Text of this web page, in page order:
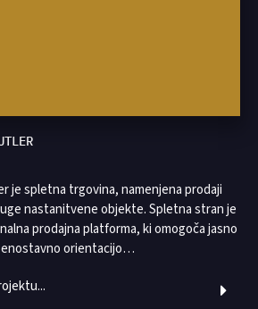
je spletna trgovina, namenjena prodaji
nastanitvene objekte. Spletna stran je
prodajna platforma, ki omogoča jasno
orientacijo…